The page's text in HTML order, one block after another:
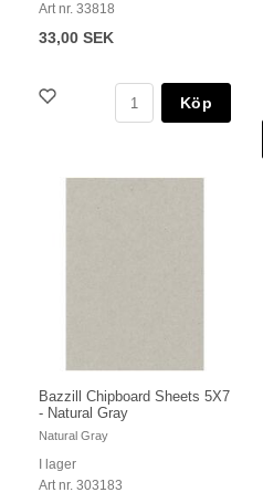
Art nr. 33818
33,00 SEK
Köp
Bazzill Chipboard Sheets 5X7
- Natural Gray
Natural Gray
I lager
Art nr. 303183